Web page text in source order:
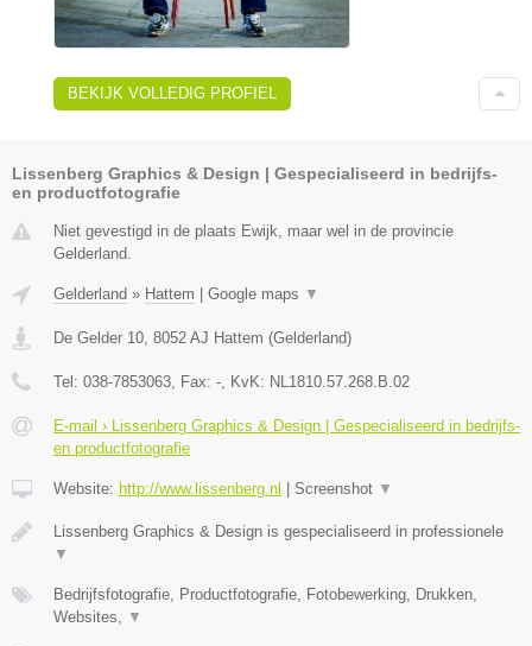
BEKIJK VOLLEDIG PROFIEL
Lissenberg Graphics & Design | Gespecialiseerd in bedrijfs-
en productfotografie
Niet gevestigd in de plaats Ewijk, maar wel in de provincie
Gelderland.
Gelderland » Hattem Google maps ▼
De Gelder 10 8052 AJ Hattem (Gelderland)
Tel: 038-7853063 , Fax: - , KvK: NL1810.57.268.B.02
E-mail › Lissenberg Graphics & Design | Gespecialiseerd in bedrijfs-
en productfotografie
Website: http://www.lissenberg.nl Screenshot ▼
Lissenberg Graphics & Design is gespecialiseerd in professionele
▼
Bedrijfsfotografie, Productfotografie, Fotobewerking, Drukken,
Websites,
▼